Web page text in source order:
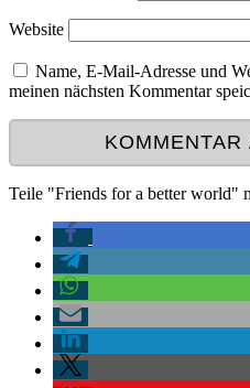
Website
Name, E-Mail-Adresse und
meinen nächsten Kommentar
Teile "Friends for a better world"